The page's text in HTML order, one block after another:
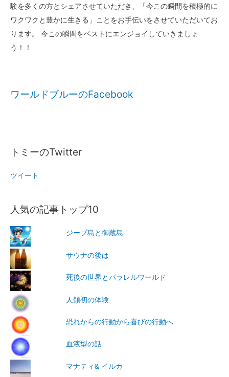
験を多くの方とシェアさせていただき、「今この瞬間を積極的に
ワクワクと豊かに生きる」ことをお手伝いをさせていただいてお
ります。 今この瞬間をベストにエンジョイしていきましょ
う！！
ワールドブルーのFacebook
トミーのTwitter
ツイート
人気の記事トップ10
ジープ島と御蔵島
サウナの後は
死後の世界とパラレルワールド
人類初の体験
恐れからの行動から喜びの行動へ
血液型の話
マナティ& イルカ